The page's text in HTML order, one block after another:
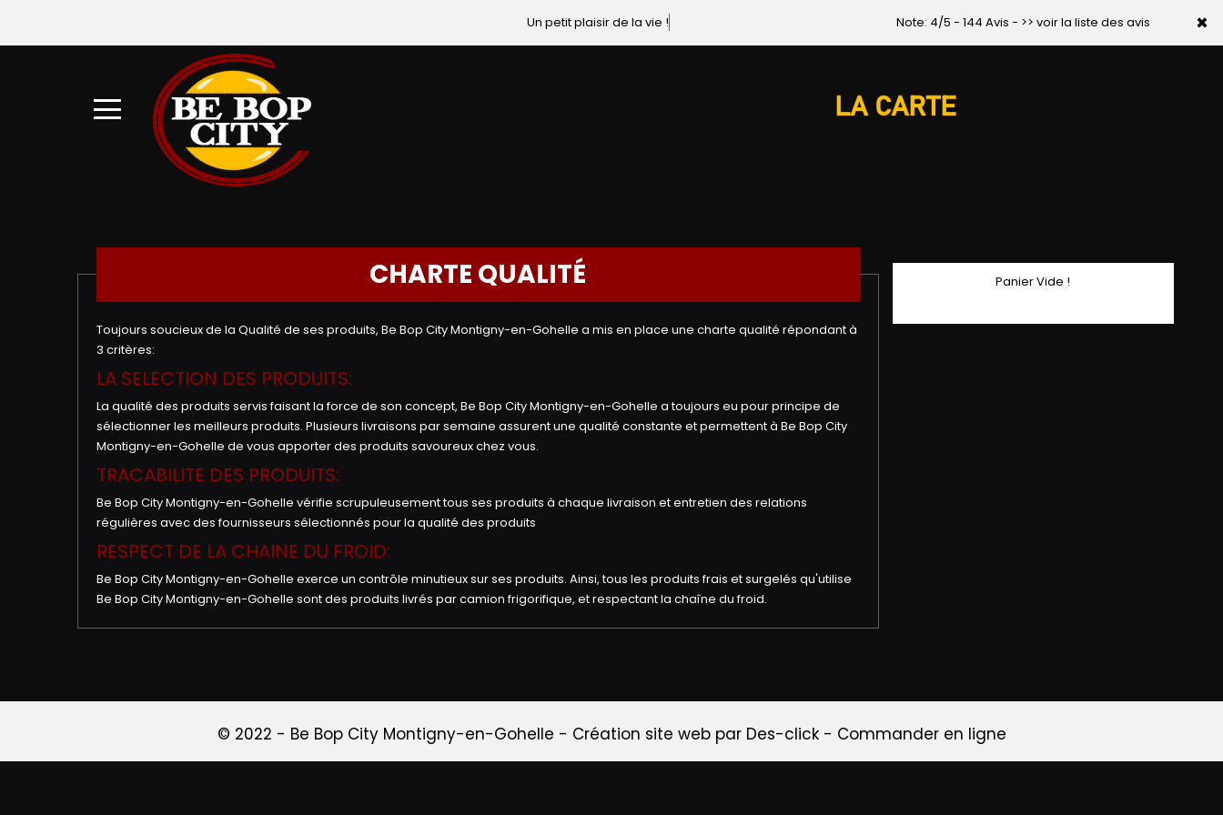
×
Un petit plaisir de la vie ! Note: 4/5 - 144 Avis - >> voir la liste des avis
Emporter
Allergènes
C.G.V
Mentions
Légales
Mobile
Programme
De
Fidélité
Vos
Avis
Zones
LA CARTE
CHARTE QUALITÉ
Toujours soucieux de la Qualité de ses produits, Be Bop City Montigny-en-Gohelle a mis en place une charte qualité répondant à
3 critères:
LA SELECTION DES PRODUITS:
La qualité des produits servis faisant la force de son concept, Be Bop City Montigny-en-Gohelle a toujours eu pour principe de
sélectionner les meilleurs produits. Plusieurs livraisons par semaine assurent une qualité constante et permettent à Be Bop City
Montigny-en-Gohelle de vous apporter des produits savoureux chez vous.
TRACABILITE DES PRODUITS:
Be Bop City Montigny-en-Gohelle vérifie scrupuleusement tous ses produits à chaque livraison et entretien des relations
régulières avec des fournisseurs sélectionnés pour la qualité des produits
RESPECT DE LA CHAINE DU FROID:
Be Bop City Montigny-en-Gohelle exerce un contrôle minutieux sur ses produits. Ainsi, tous les produits frais et surgelés qu'utilise
Be Bop City Montigny-en-Gohelle sont des produits livrés par camion frigorifique, et respectant la chaîne du froid.
Panier Vide !
© 2022 - Be Bop City Montigny-en-Gohelle - Création site web par Des-click- Commander en ligne